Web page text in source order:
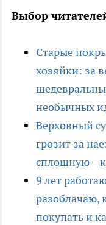
Выбор
Старые
хозяйки: за
необычных
Верховный
грозит за
сплошную –
9 лет
разоблачаю,
покупать и